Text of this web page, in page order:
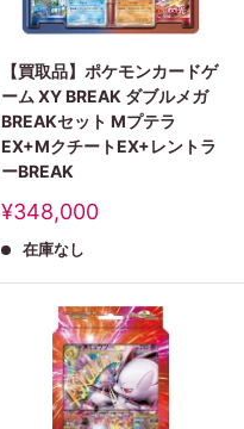
【買取品】ポケモンカードゲ
ーム XY BREAK ダブルメガ
BREAKセット Mプテラ
EX+MクチートEX+レントラ
ーBREAK
販
価
¥348,000
在庫なし